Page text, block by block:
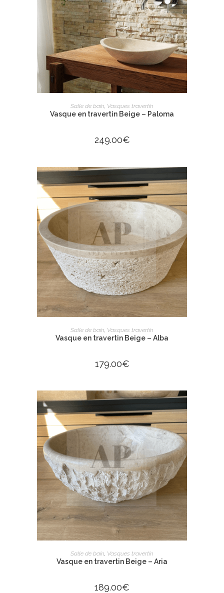
AJOUTER AU PANIER
Salle de bain, Vasques travertin
Vasque en travertin Beige – Paloma
249.00€
AJOUTER AU PANIER
Salle de bain Vasques travertin
Vasque en travertin Beige – Alba
179.00€
AJOUTER AU PANIER
Salle de bain, Vasques travertin
Vasque en travertin Beige – Aria
189.00€